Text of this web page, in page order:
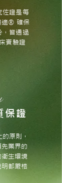
證是每
適® 確保
，皆通過
實驗證
保證
原則，
業界的
生環境
都嚴格